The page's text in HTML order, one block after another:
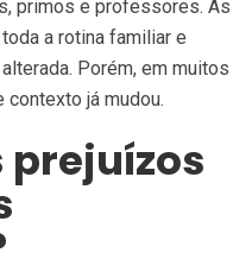
primos e professores. As
a rotina familiar e
Porém, em muitos
já mudou.
prejuízos